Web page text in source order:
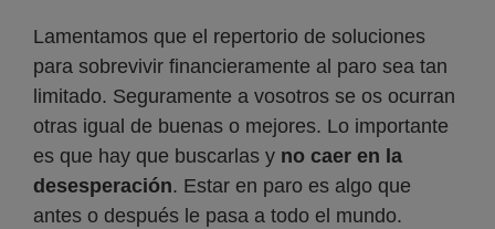
Lamentamos que el repertorio de soluciones
para sobrevivir financieramente al paro sea tan
limitado. Seguramente a vosotros se os ocurran
otras igual de buenas o mejores. Lo importante
es que hay que buscarlas y no caer en la
desesperación. Estar en paro es algo que
antes o después le pasa a todo el mundo.